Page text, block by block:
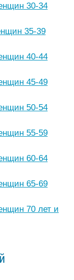
30-34
35-39
40-44
45-49
50-54
55-59
60-64
65-69
70 лет и